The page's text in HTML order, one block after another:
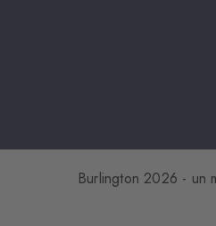
Burlington 2026 - un